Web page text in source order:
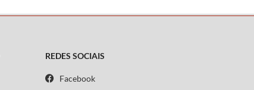
REDES SOCIAIS
Facebook